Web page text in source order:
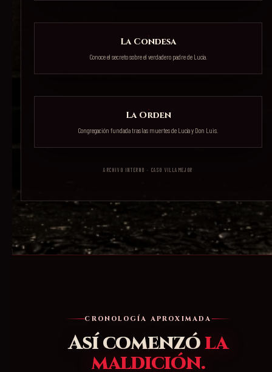
La Condesa
Conoce el secreto sobre el verdadero padre de Lucía.
La Orden
Congregación fundada tras las muertes de Lucía y Don Luis.
ARCHIVO INTERNO · CASO VILLAMEJOR
CRONOLOGÍA APROXIMADA
Así comenzóla
maldición.